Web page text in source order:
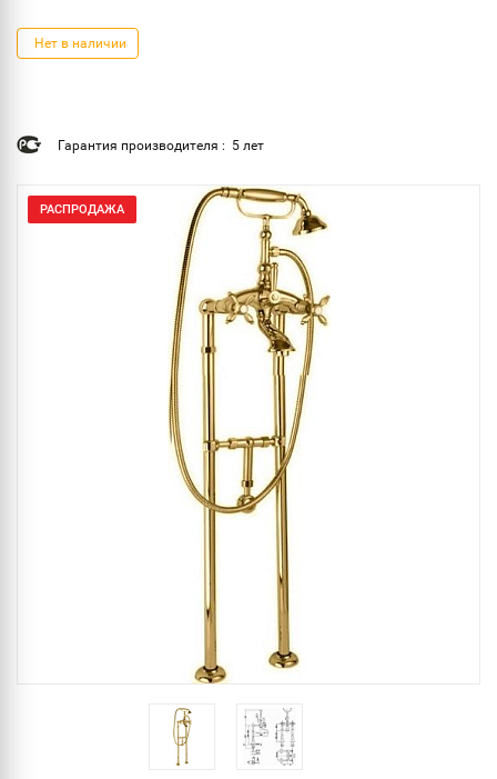
Нет в наличии
Гарантия производителя : 5 лет
РАСПРОДАЖА